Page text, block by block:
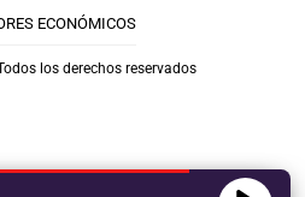
ECONÓMICOS
los derechos reservados